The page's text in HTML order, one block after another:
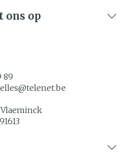
ons op
89
telenet.be